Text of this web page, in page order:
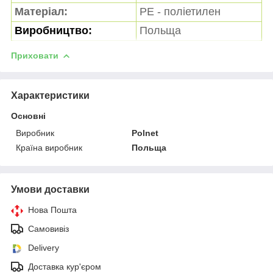
Матеріал:
PE - поліетилен
Виробництво:
Польща
Приховати
Характеристики
Основні
Виробник
Polnet
Країна виробник
Польща
Умови доставки
Нова Пошта
Самовивіз
Delivery
Доставка кур'єром